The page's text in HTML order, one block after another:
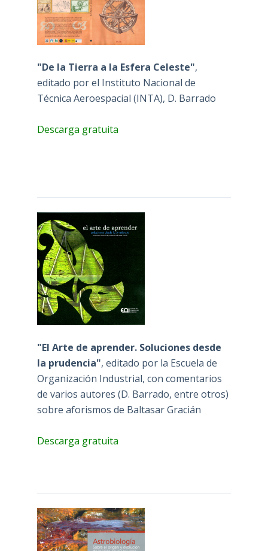
"De la Tierra a la Esfera Celeste",
editado por el Instituto Nacional de
Técnica Aeroespacial (INTA), D. Barrado
Descarga gratuita
"El Arte de aprender. Soluciones desde
la prudencia", editado por la Escuela de
Organización Industrial, con comentarios
de varios autores (D. Barrado, entre otros)
sobre aforismos de Baltasar Gracián
Descarga gratuita